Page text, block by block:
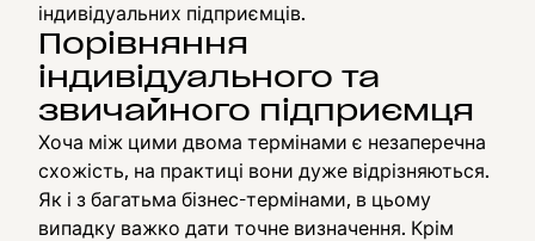
індивідуальних підприємців.
Порівняння
індивідуального та
звичайного підприємця
Хоча між цими двома термінами є незаперечна
схожість, на практиці вони дуже відрізняються.
Як і з багатьма бізнес-термінами, в цьому
випадку важко дати точне визначення. Крім